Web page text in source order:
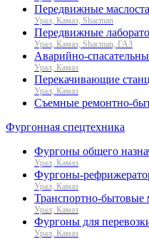
Передвижные
Урал, Камаз, Shacman
Передвижные
Урал, Камаз, Shacman, ГАЗ
Аварийно-
Урал, Камаз
Перекачивающие
Урал, Камаз
Съемные ремонтно-
Фургонная спецтехника
Фургоны общего
Урал, Камаз
Фургоны-
Урал, Камаз
Транспортно-
Урал, Камаз
Фургоны для
Урал, Камаз